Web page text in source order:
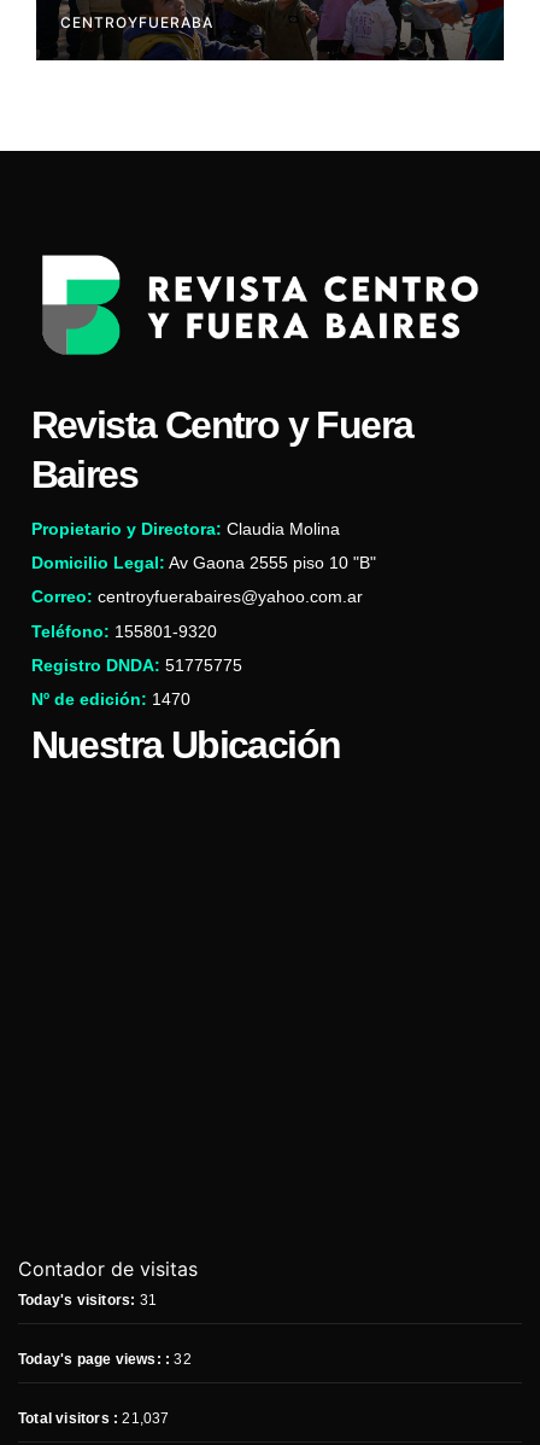
CENTROYFUERABA
Revista Centro y Fuera
Baires
Propietario y Directora: Claudia Molina
Domicilio Legal: Av Gaona 2555 piso 10 "B"
Correo: centroyfuerabaires@yahoo.com.ar
Teléfono: 155801-9320
Registro DNDA: 51775775
Nº de edición: 1470
Nuestra Ubicación
Contador de visitas
Today's visitors: 31
Today's page views: :32
Total visitors :21,037